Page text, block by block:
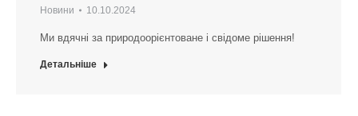
Новини 10.10.2024
Ми вдячні за природоорієнтоване і свідоме рішення!
Детальніше